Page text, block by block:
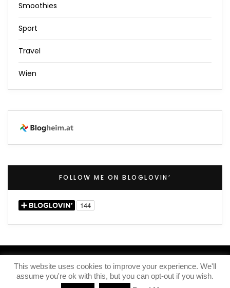
Smoothies
Sport
Travel
Wien
FOLLOW ME ON BLOGLOVIN’
(C) 2020 – Iris Knox
This website uses cookies to improve your experience. We'll
assume you're ok with this, but you can opt-out if you wish.